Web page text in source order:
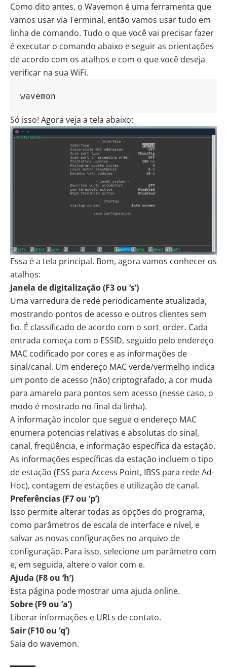
Como dito antes, o Wavemon é uma ferramenta que
vamos usar via Terminal, então vamos usar tudo em
linha de comando. Tudo o que você vai precisar fazer
é executar o comando abaixo e seguir as orientações
de acordo com os atalhos e com o que você deseja
verificar na sua WiFi.
wavemon
Só isso! Agora veja a tela abaixo:
Essa é a tela principal. Bom, agora vamos conhecer os
atalhos:
Janela de digitalização (F3 ou ‘s’)
Uma varredura de rede periodicamente atualizada,
mostrando pontos de acesso e outros clientes sem
fio. É classificado de acordo com o sort_order. Cada
entrada começa com o ESSID, seguido pelo endereço
MAC codificado por cores e as informações de
sinal/canal. Um endereço MAC verde/vermelho indica
um ponto de acesso (não) criptografado, a cor muda
para amarelo para pontos sem acesso (nesse caso, o
modo é mostrado no final da linha).
A informação incolor que segue o endereço MAC
enumera potencias relativas e absolutas do sinal,
canal, freqüência, e informação específica da estação.
As informações específicas da estação incluem o tipo
de estação (ESS para Access Point, IBSS para rede Ad-
Hoc), contagem de estações e utilização de canal.
Preferências (F7 ou ‘p’)
Isso permite alterar todas as opções do programa,
como parâmetros de escala de interface e nível, e
salvar as novas configurações no arquivo de
configuração. Para isso, selecione um parâmetro com
e, em seguida, altere o valor com e.
Ajuda (F8 ou ‘h’)
Esta página pode mostrar uma ajuda online.
Sobre (F9 ou ‘a’)
Liberar informações e URLs de contato.
Sair (F10 ou ‘q’)
Saia do wavemon.